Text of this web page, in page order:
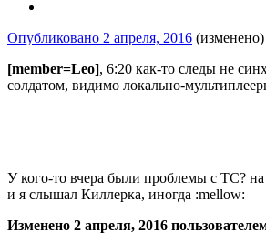
Опубликовано 2 апреля, 2016 (изменено)
[member=Leo], 6:20 как-то следы не
солдатом, видимо локально-
У кого-то вчера были проблемы с ТС? на
и я слышал Киллерка, иногда :mellow:
Изменено 2 апреля, 2016